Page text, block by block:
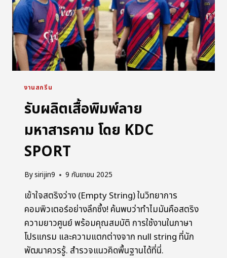
งานสกรีน
รับผลิตเสื้อพิมพ์ลาย
มหาสารคาม โดย KDC
SPORT
Bysirijin9 9 กันยายน 2025
เข้าใจสตริงว่าง (Empty String) ในวิทยาการ
คอมพิวเตอร์อย่างลึกซึ้ง! ค้นพบว่าทำไมมันคือสตริง
ความยาวศูนย์ พร้อมคุณสมบัติ การใช้งานในภาษา
โปรแกรม และความแตกต่างจาก null string ที่นัก
พัฒนาควรรู้. สำรวจแนวคิดพื้นฐานได้ที่นี่.